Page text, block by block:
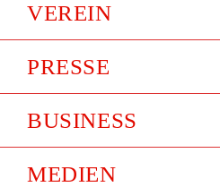
VEREIN
PRESSE
BUSINESS
MEDIEN